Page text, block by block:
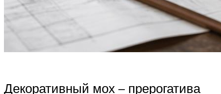
Декоративный мох – прерогатива